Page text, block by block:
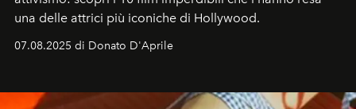
una delle attrici più iconiche di Hollywood.
07.08.2025 di Donato D'Aprile